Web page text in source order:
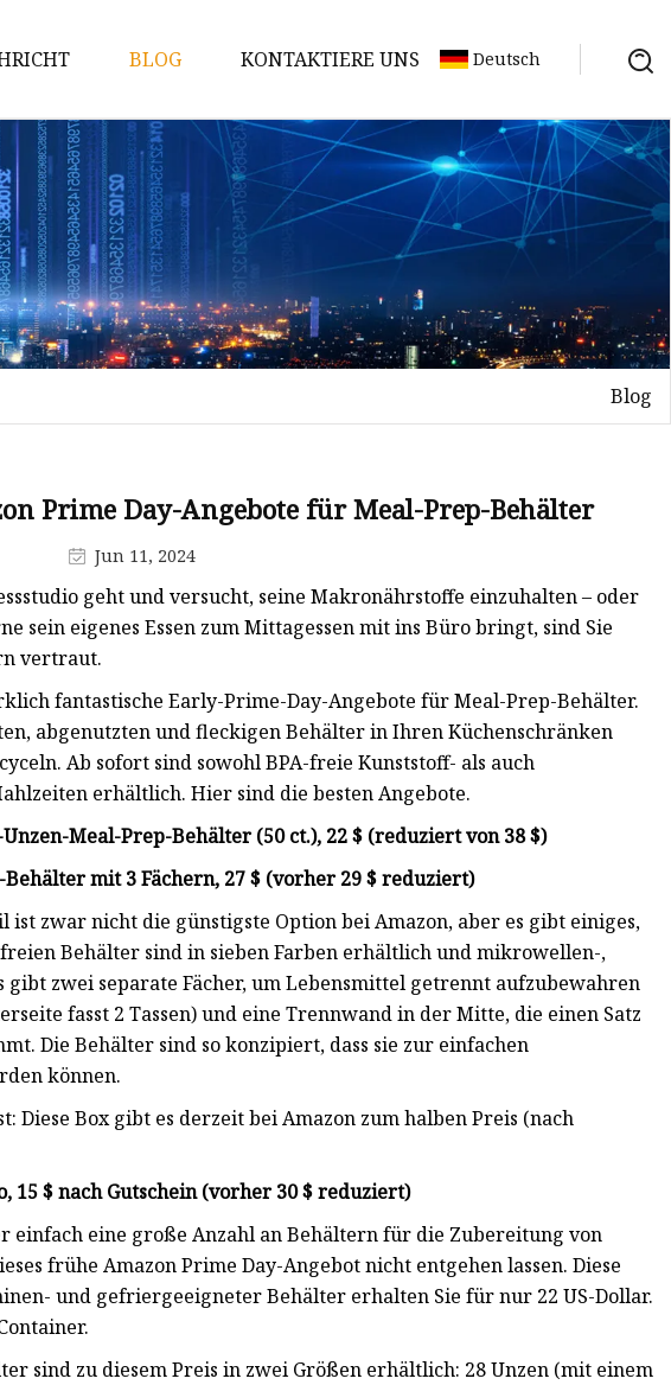
BLOG KONTAKTIERE UNS Deutsch
Blog
Prime Day-Angebote für Meal-Prep-Behälter
Jun 11, 2024
geht und versucht, seine Makronährstoffe einzuhalten – oder
sein eigenes Essen zum Mittagessen mit ins Büro bringt, sind Sie
vertraut.
fantastische Early-Prime-Day-Angebote für Meal-Prep-Behälter.
abgenutzten und fleckigen Behälter in Ihren Küchenschränken
Ab sofort sind sowohl BPA-freie Kunststoff- als auch
erhältlich. Hier sind die besten Angebote.
Unzen-Meal-Prep-Behälter (50 ct.), 22 $ (reduziert von 38 $)
mit 3 Fächern, 27 $ (vorher 29 $ reduziert)
zwar nicht die günstigste Option bei Amazon, aber es gibt einiges,
Behälter sind in sieben Farben erhältlich und mikrowellen-,
zwei separate Fächer, um Lebensmittel getrennt aufzubewahren
fasst 2 Tassen) und eine Trennwand in der Mitte, die einen Satz
Die Behälter sind so konzipiert, dass sie zur einfachen
können.
Diese Box gibt es derzeit bei Amazon zum halben Preis (nach
15 $ nach Gutschein (vorher 30 $ reduziert)
einfach eine große Anzahl an Behältern für die Zubereitung von
frühe Amazon Prime Day-Angebot nicht entgehen lassen. Diese
und gefriergeeigneter Behälter erhalten Sie für nur 22 US-Dollar.
sind zu diesem Preis in zwei Größen erhältlich: 28 Unzen (mit einem